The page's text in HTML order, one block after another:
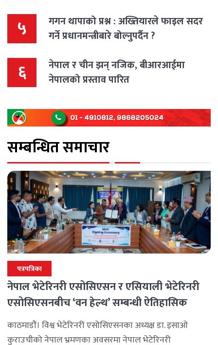
५
गगन थापाको प्रश्न : अख्तियारले फाइल सदर
गर्ने प्रधानमन्त्रीबारे बोल्नुपर्दैन ?
६
नेपाल र चीन झन् नजिक, बीआरआईमा
नेपालको प्रस्ताव पारित
सम्बन्धित समाचार
पत्रपत्रिका
नेपाल भेटेरिनरी एसोसिएसन र एसियाली भेटेरिनरी
एसोसिएसनबीच ‘वन हेल्थ’ सम्बन्धी ऐतिहासिक
समझदारी
काठमाडौं। विश्व भेटेरिनरी एसोसिएसनका अध्यक्ष डा. इसाओ
कुराउचीको नेपाल भ्रमणका अवसरमा नेपाल भेटेरिनरी